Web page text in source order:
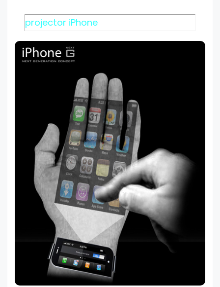
projector iPhone